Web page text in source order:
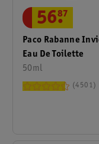
Paco Rabanne
Eau De Toilette
50ml
56.
87
4501